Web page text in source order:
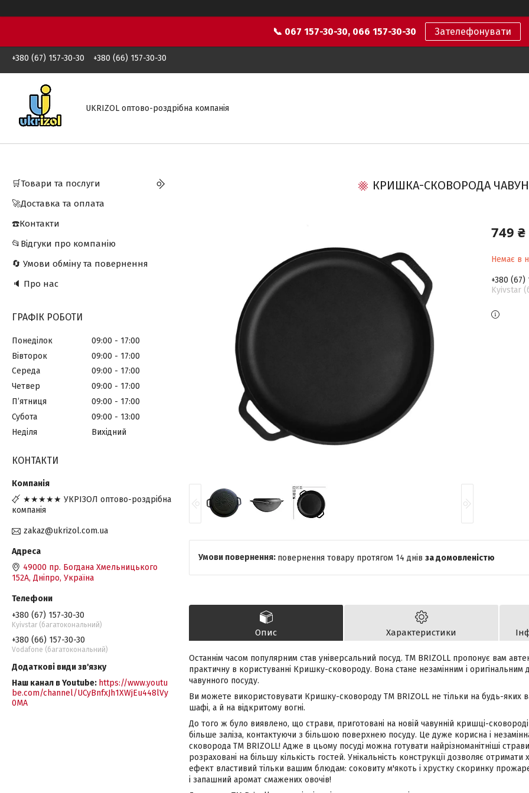
📞 067 157-30-30, 066 157-30-30 Зателефонувати
+380 (67) 157-30-30 +380 (66) 157-30-30
UKRIZOL оптово-роздрібна компанія
КРИШКА-СКОВОРОДА
749 ₴
Немає в
+380 (67)
Kyivstar
повернення товару протягом 14 днів за домовленістю
Опис Характеристики
Останнім часом популярним став універсальний посуд. ТМ BRIZOLL пропонує вам
практичну в користуванні Кришку-сковороду. Вона стане незамінним і
чавунного посуду.
Ви можете використовувати Кришку-сковороду ТМ BRIZOLL не тільки на будь-яких
шафі, а й на відкритому вогні.
До того ж було виявлено, що страви, приготовані на новій чавунній кришці-
більше заліза, контактуючи з більшою поверхнею посуду. Це дуже корисна і
сковорода ТМ BRIZOLL! Адже в цьому посуді можна готувати найрізноманітніші
розраховані на більшу кількість гостей. Унікальність конструкції дозволяє
ефект властивий тільки вашим блюдам: соковиту м'якоть і хрустку скоринку
і запашний аромат смажених овочів!
🛒Товари та послуги
🚀Доставка та оплата
☎️Контакти
📂Відгуки про компанію
🔄 Умови обміну та повернення
🔈 Про нас
ГРАФІК РОБОТИ
Понеділок 09:00
17:00
Вівторок
09:00
17:00
Середа
09:00
17:00
Четвер
09:00
17:00
Пʼятниця
09:00
17:00
Субота
09:00
13:00
Неділя
Вихідний
КОНТАКТИ
★★★★★ УКРІЗОЛ оптово-роздрібна
компанія
zakaz@ukrizol.com.ua
49000 пр. Богдана Хмельницького
152А, Дніпро, Україна
+380 (67) 157-30-30
Kyivstar (багатокональний)
+380 (66) 157-30-30
Vodafone (багатокональний)
Наш канал в Youtube https://www.youtu
be.com/channel/UCyBnfxJh1XWjEu448lVy
0MA